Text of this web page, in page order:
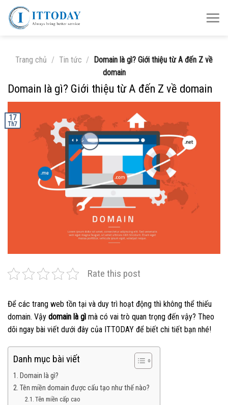
content
Trang chủ / Tin tức /
Domain là gì? Giới thiệu từ A đến Z về
domain
Domain là gì? Giới thiệu từ A đến Z về domain
17
Th7
Rate this post
Để các trang web tồn tại và duy trì hoạt động thì không thể thiếu
domain. Vậy domain là gì mà có vai trò quan trọng đến vậy? Theo
dõi ngay bài viết dưới đây của ITTODAY để biết chi tiết bạn nhé!
Danh mục bài viết
Domain là gì?
Tên miền domain được cấu tạo như thế nào?
Tên miền cấp cao